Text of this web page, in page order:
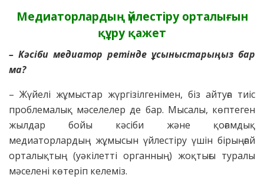
Медиаторлардың үйлестіру орталығын
құру қажет
– Кәсіби медиатор ретінде ұсыныстарыңыз бар
ма?
– Жүйелі жұмыстар жүргізілгенімен, біз айтуға тиіс
проблемалық мәселелер де бар. Мысалы, көптеген
жылдар бойы кәсіби және қоғамдық
медиаторлардың жұмысын үйлестіру үшін бірыңғай
орталықтың (уәкілетті органның) жоқтығы туралы
мәселені көтеріп келеміз.